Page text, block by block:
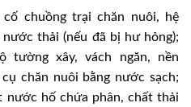
chuồng trại chăn nuôi, hệ
thải (nếu đã bị hư hỏng);
xây, vách ngăn, nền
chăn nuôi bằng nước sạch;
nước hố chứa phân, chất thải